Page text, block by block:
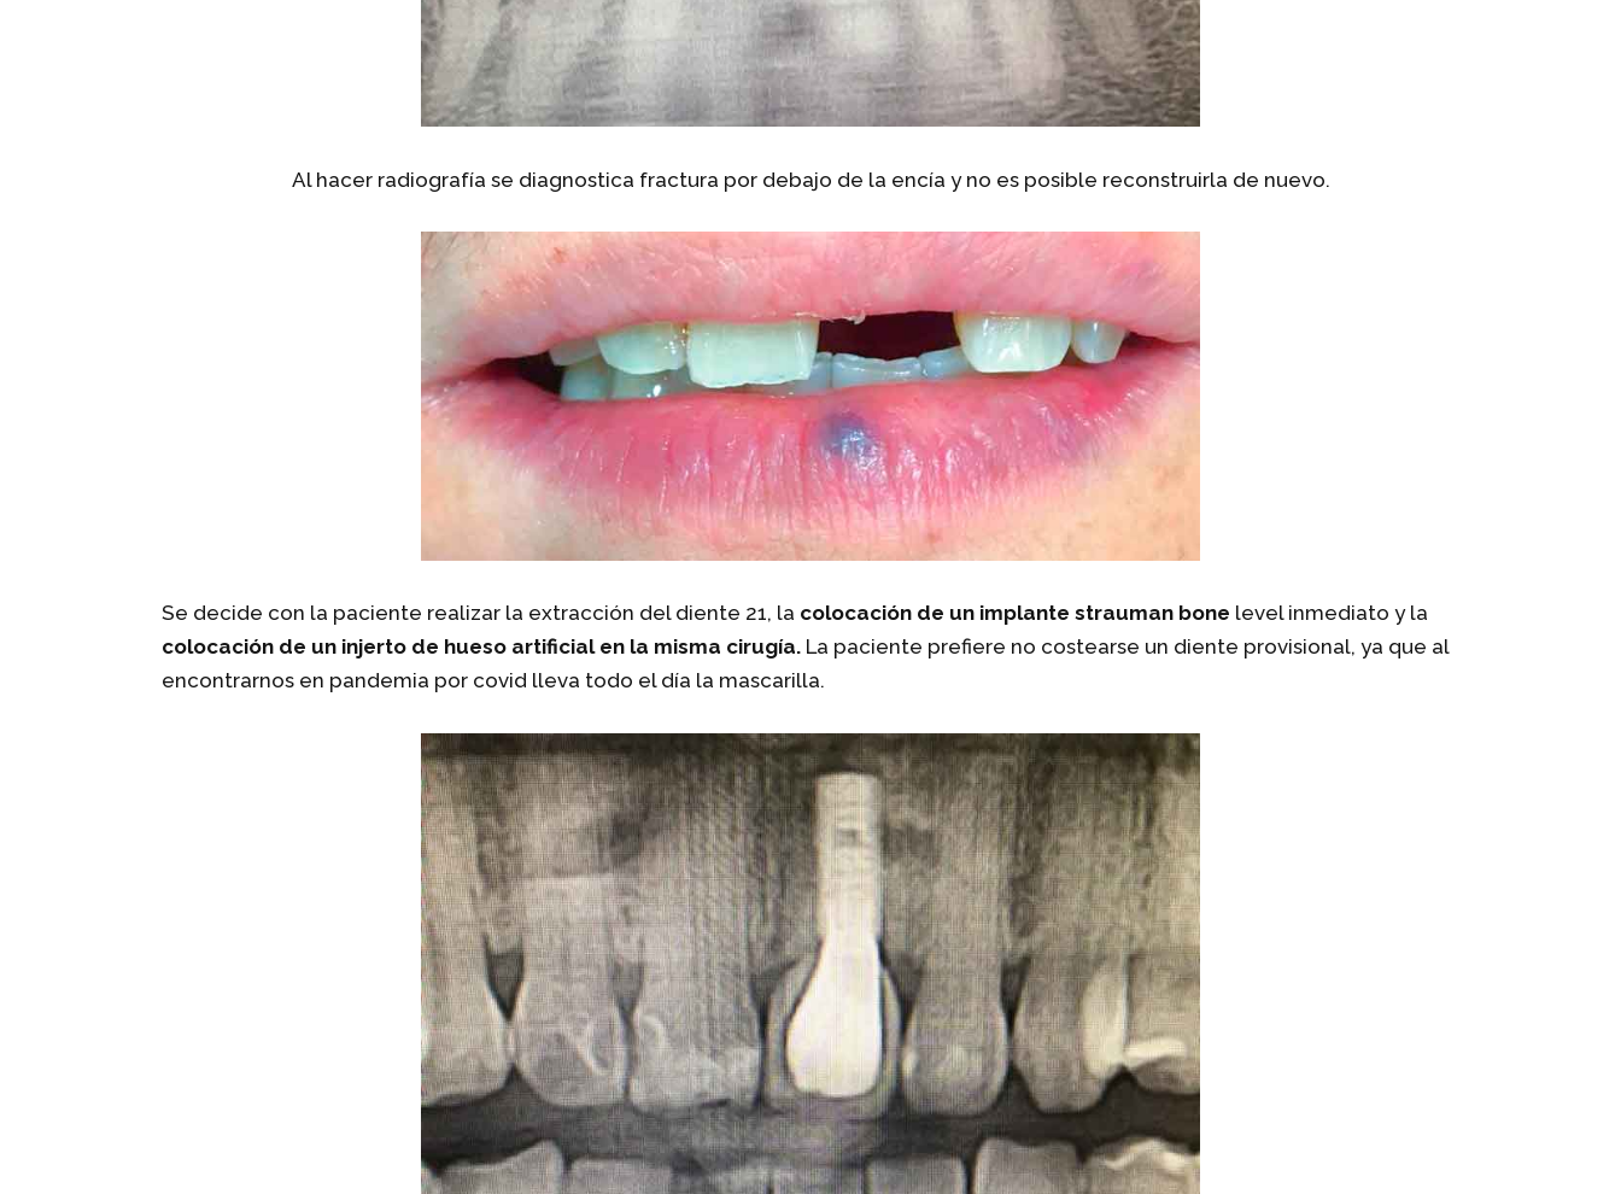
Al hacer radiografía se diagnostica fractura por debajo de la encía y no es posible reconstruirla de nuevo.
Se decide con la paciente realizar la extracción del diente 21, la colocación de un implante strauman bone level inmediato y la
colocación de un injerto de hueso artificial en la misma cirugía. La paciente prefiere no costearse un diente provisional, ya que al
encontrarnos en pandemia por covid lleva todo el día la mascarilla.